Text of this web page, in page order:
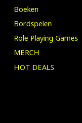
Boeken
Bordspelen
Role Playing Games
MERCH
HOT DEALS